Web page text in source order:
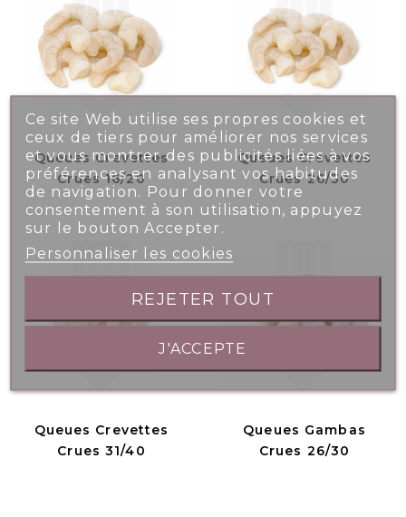
Queues Crevettes
Crues 16/20
Queues Crevettes
Crues 26/30
Queues Crevettes
Crues 31/40
Queues Gambas
Crues 26/30
Ce site Web utilise ses propres cookies et
ceux de tiers pour améliorer nos services
et vous montrer des publicités liées à vos
préférences en analysant vos habitudes
de navigation. Pour donner votre
consentement à son utilisation, appuyez
sur le bouton Accepter.
Personnaliser les cookies
REJETER TOUT
J'ACCEPTE